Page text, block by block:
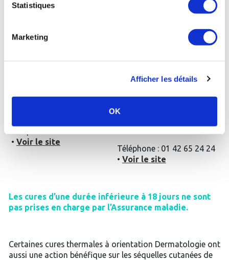
Statistiques
Marketing
Afficher les détails
OK
•Voir le site
Rhumatologie
• Voir le site
La cure thermale
Rhumatologie + le module
spécifique post-cancer
Téléphone : 01 42 65 24 24
• Voir le site
Les cures d’une durée inférieure à 18 jours ne sont
pas prises en charge par l’Assurance maladie.
Certaines cures thermales à orientation Dermatologie ont
aussi une action bénéfique sur les séquelles cutanées de